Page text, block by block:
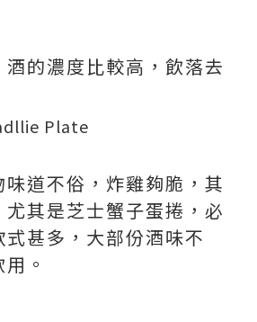
的濃度比較高，飲落去
道不俗，炸雞夠脆，其
其是芝士蟹子蛋捲，必
甚多，大部份酒味不
。